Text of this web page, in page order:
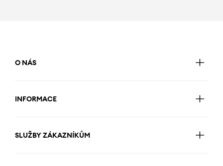
O NÁS
INFORMACE
SLUŽBY ZÁKAZNÍKŮM